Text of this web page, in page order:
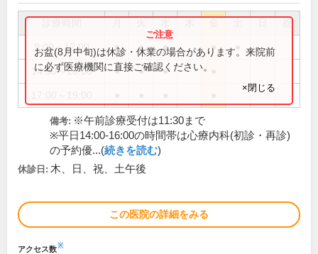
祝
9:00～12:00 ● ● ● ●
14:00～16:00 ● ● ●
お盆(8月中旬)は休診・休業の場合があります。来院前
に必ず医療機関に直接ご確認ください。
×閉じる
備考: ※午前診療受付は11:30まで
※平日14:00-16:00の時間帯は心療内科(初診・再診)
の予約優...(続きを読む)
休診日: 木、日、祝、土午後
この医院の詳細をみる
アクセス数※